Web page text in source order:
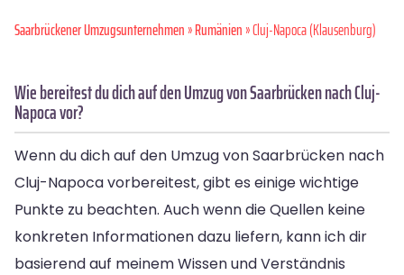
Saarbrückener Umzugsunternehmen»Rumänien» Cluj-Napoca (Klausenburg)
Wie bereitest du dich auf den Umzug von Saarbrücken nach Cluj-
Napoca vor?
Wenn du dich auf den Umzug von Saarbrücken nach
Cluj-Napoca vorbereitest, gibt es einige wichtige
Punkte zu beachten. Auch wenn die Quellen keine
konkreten Informationen dazu liefern, kann ich dir
basierend auf meinem Wissen und Verständnis